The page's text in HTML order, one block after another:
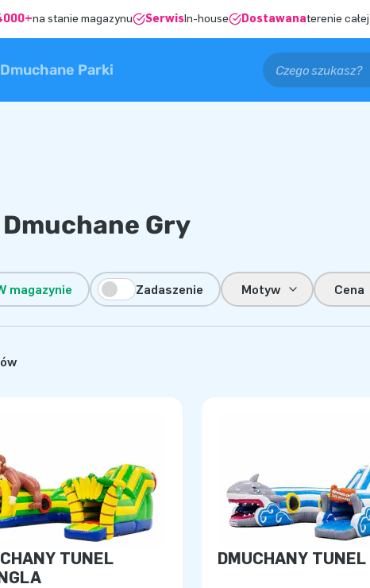
na stanie magazynu SerwisIn-house Dostawanaterenie
Parki
Dmuchane Gry
magazynie Zadaszenie Motyw Cena
TUNEL
DMUCHANY TUNEL